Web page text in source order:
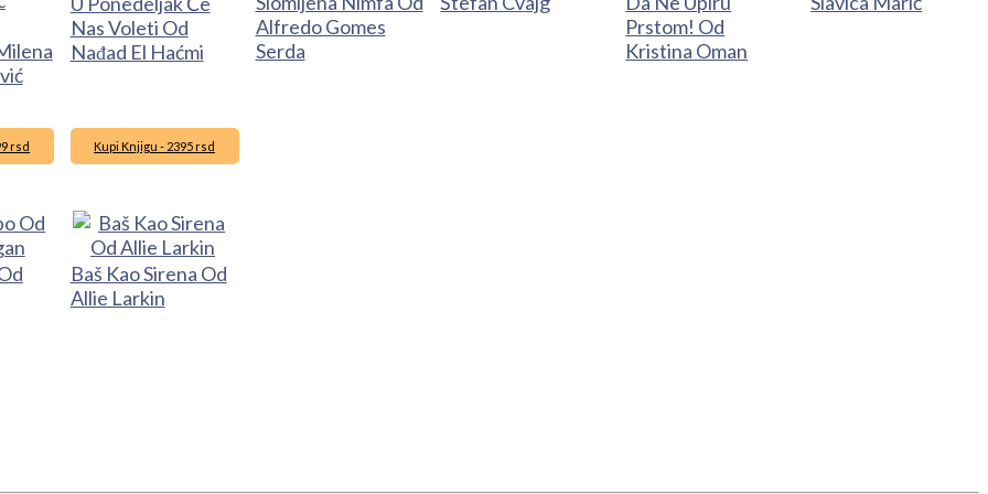
Nas Voleti Od
Nađad El Haćmi
Alfredo Gomes
Serda
Prstom! Od
Kristina Oman
rsd Kupi Knjigu - 2395 rsd
Baš Kao Sirena Od
Allie Larkin